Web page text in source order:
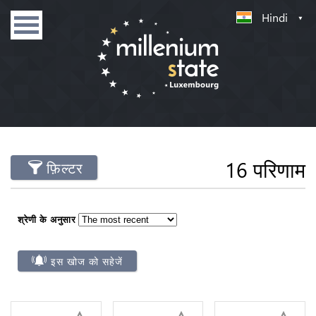
Hindi
फ़िल्टर 16 परिणाम
श्रेणी के अनुसार
इस खोज को सहेजें